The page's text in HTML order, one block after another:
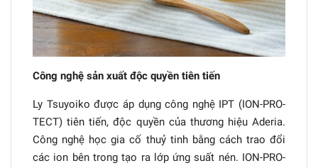
Công nghệ sản xuất độc quyền tiên tiến
Ly Tsuyoiko được áp dụng công nghệ IPT (ION-PRO-
TECT) tiên tiến, độc quyền của thương hiệu Aderia.
Công nghệ học gia cố thuỷ tinh bằng cách trao đổi
các ion bên trong tạo ra lớp ứng suất nén. ION-PRO-